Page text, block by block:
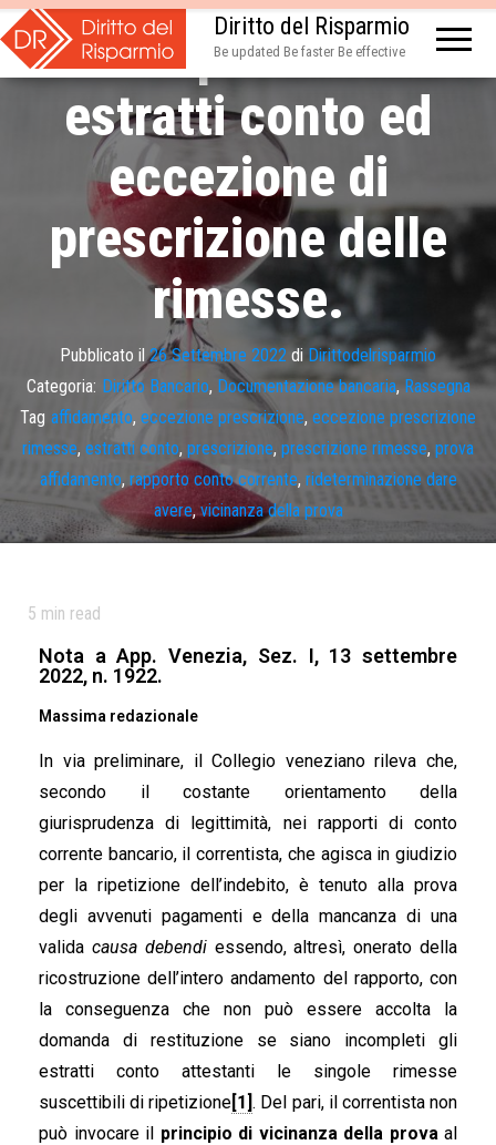
Diritto del Risparmio
Be updated Be faster Be effective
Onere produzione
estratti conto ed
eccezione di
prescrizione delle
rimesse.
Pubblicato il26 Settembre 2022 di Dirittodelrisparmio
Categoria: Diritto Bancario, Documentazione bancaria, Rassegna
Tag affidamento, eccezione prescrizione, eccezione prescrizione
rimesse, estratti conto, prescrizione, prescrizione rimesse, prova
affidamento, rapporto conto corrente, rideterminazione dare
avere, vicinanza della prova
5 min read
Nota a App. Venezia, Sez. I, 13 settembre
2022, n. 1922.
Massima redazionale
In via preliminare, il Collegio veneziano rileva che,
secondo il costante orientamento della
giurisprudenza di legittimità, nei rapporti di conto
corrente bancario, il correntista, che agisca in giudizio
per la ripetizione dell’indebito, è tenuto alla prova
degli avvenuti pagamenti e della mancanza di una
valida causa debendiessendo, altresì, onerato della
ricostruzione dell’intero andamento del rapporto, con
la conseguenza che non può essere accolta la
domanda di restituzione se siano incompleti gli
estratti conto attestanti le singole rimesse
suscettibili di ripetizione[1]. Del pari, il correntista non
può invocare il principio di vicinanza della provaal